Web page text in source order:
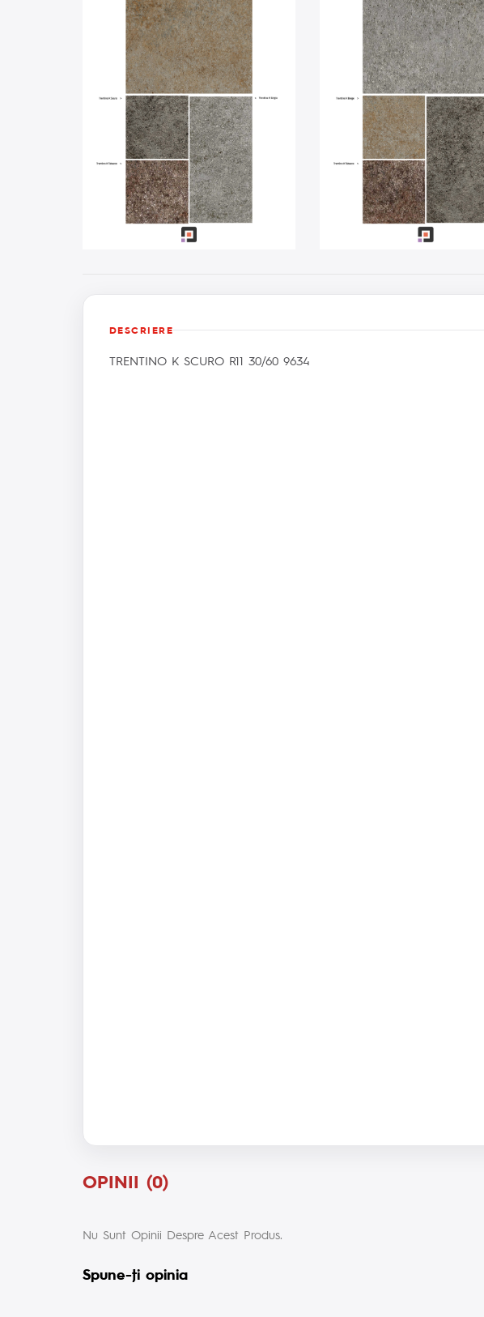
DESCRIERE
TRENTINO K SCURO R11 30/60 9634
OPINII (0)
Nu Sunt Opinii Despre Acest Produs.
Spune-ţi opinia